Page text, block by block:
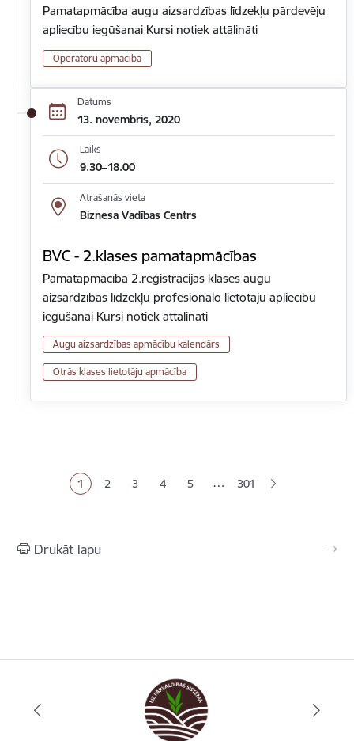
Pamatapmācība augu aizsardzības līdzekļu pārdevēju
apliecību iegūšanai Kursi notiek attālināti
Operatoru apmācība
Datums
13. novembris, 2020
Laiks
9.30–18.00
Atrašanās vieta
Biznesa Vadības Centrs
BVC - 2.klases pamatapmācības
Pamatapmācība 2.reģistrācijas klases augu
aizsardzības līdzekļu profesionālo lietotāju apliecību
iegūšanai Kursi notiek attālināti
Augu aizsardzības apmācību kalendārs
Otrās klases lietotāju apmācība
Pašreizējā lapa
1 Lapa
2 Lapa
3 Lapa
4 Lapa
5 … 301
Drukāt lapu